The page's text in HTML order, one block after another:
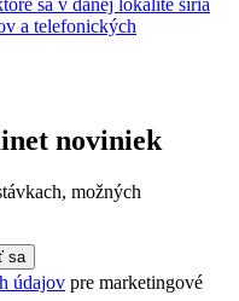
sa v danej lokalite šíria
a telefonických
noviniek
možných
sa
údajov pre marketingové